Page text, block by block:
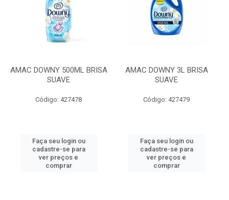
AMAC DOWNY 500ML BRISA
SUAVE
Código: 427478
Faça seu login ou
cadastre-se para
ver preços e
comprar
AMAC DOWNY 3L BRISA
SUAVE
Código: 427479
Faça seu login ou
cadastre-se para
ver preços e
comprar